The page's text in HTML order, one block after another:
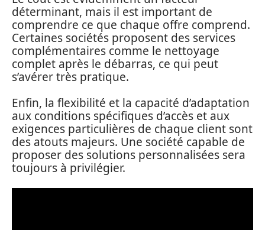
déterminant, mais il est important de
comprendre ce que chaque offre comprend.
Certaines sociétés proposent des services
complémentaires comme le nettoyage
complet après le débarras, ce qui peut
s’avérer très pratique.
Enfin, la flexibilité et la capacité d’adaptation
aux conditions spécifiques d’accès et aux
exigences particulières de chaque client sont
des atouts majeurs. Une société capable de
proposer des solutions personnalisées sera
toujours à privilégier.